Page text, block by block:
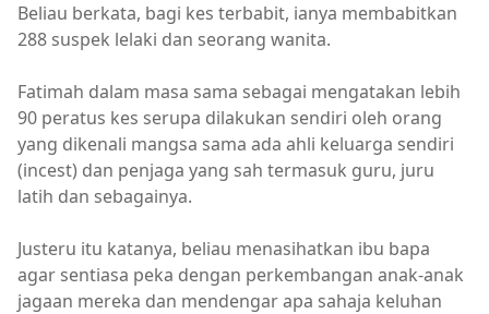
Beliau berkata, bagi kes terbabit, ianya membabitkan
288 suspek lelaki dan seorang wanita.
Fatimah dalam masa sama sebagai mengatakan lebih
90 peratus kes serupa dilakukan sendiri oleh orang
yang dikenali mangsa sama ada ahli keluarga sendiri
(incest) dan penjaga yang sah termasuk guru, juru
latih dan sebagainya.
Justeru itu katanya, beliau menasihatkan ibu bapa
agar sentiasa peka dengan perkembangan anak-anak
jagaan mereka dan mendengar apa sahaja keluhan